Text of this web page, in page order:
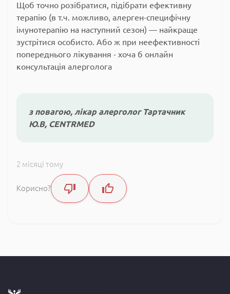
Щоб точно розібратися, підібрати ефективну
терапію (в т.ч. можливо, алерген-специфічну
імунотерапію на наступний сезон) — найкраще
зустрітися особисто. Або ж при неефективності
попереднього лікування - хоча б онлайн
консультація алерголога
з повагою, лікар алерголог Тартачник
Ю.В, CENTRMED
2 місяці тому
Корисно?